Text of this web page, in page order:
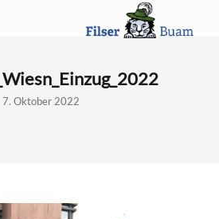
7. Oktober 2022